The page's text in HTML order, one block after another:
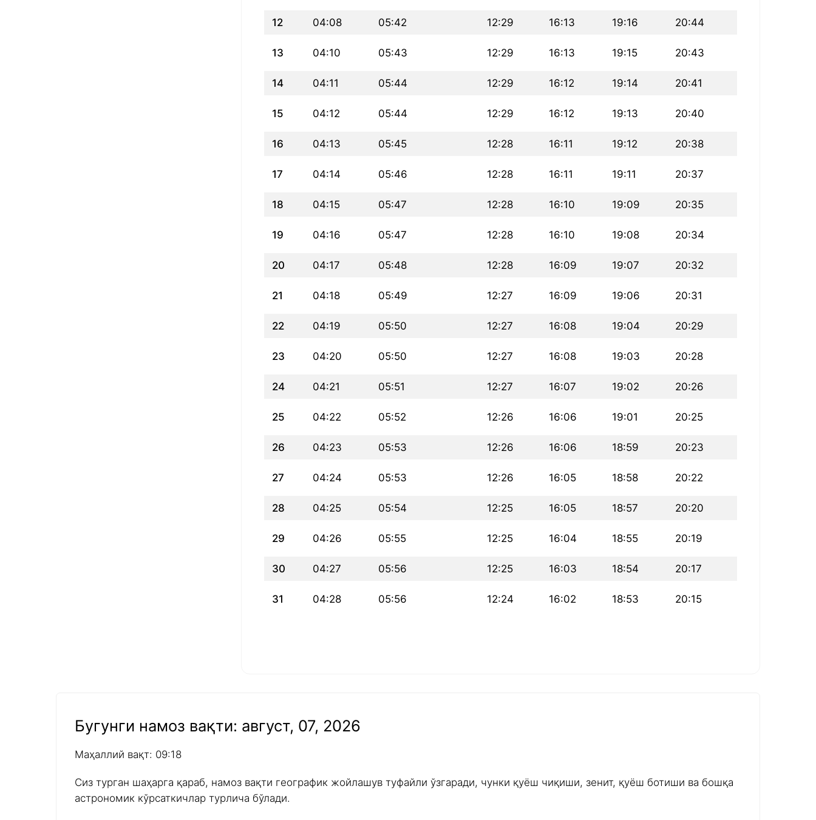
12 04:08 05:42 12:29 16:13 19:16 20:44
13 04:10 05:43 12:29 16:13 19:15 20:43
14 04:11 05:44 12:29 16:12 19:14 20:41
15 04:12 05:44 12:29 16:12 19:13 20:40
16 04:13 05:45 12:28 16:11 19:12 20:38
17 04:14 05:46 12:28 16:11 19:11 20:37
18 04:15 05:47 12:28 16:10 19:09 20:35
19 04:16 05:47 12:28 16:10 19:08 20:34
20 04:17 05:48 12:28 16:09 19:07 20:32
21 04:18 05:49 12:27 16:09 19:06 20:31
22 04:19 05:50 12:27 16:08 19:04 20:29
23 04:20 05:50 12:27 16:08 19:03 20:28
24 04:21 05:51 12:27 16:07 19:02 20:26
25 04:22 05:52 12:26 16:06 19:01 20:25
26 04:23 05:53 12:26 16:06 18:59 20:23
27 04:24 05:53 12:26 16:05 18:58 20:22
28 04:25 05:54 12:25 16:05 18:57 20:20
29 04:26 05:55 12:25 16:04 18:55 20:19
30 04:27 05:56 12:25 16:03 18:54 20:17
31 04:28 05:56 12:24 16:02 18:53 20:15
Бугунги намоз вақти: август, 07, 2026
Маҳаллий вақт: 09:18
Сиз турган шаҳарга қараб, намоз вақти географик жойлашув туфайли ўзгаради, чунки қуёш чиқиши, зенит, қуёш ботиши ва бошқа
астрономик кўрсаткичлар турлича бўлади.